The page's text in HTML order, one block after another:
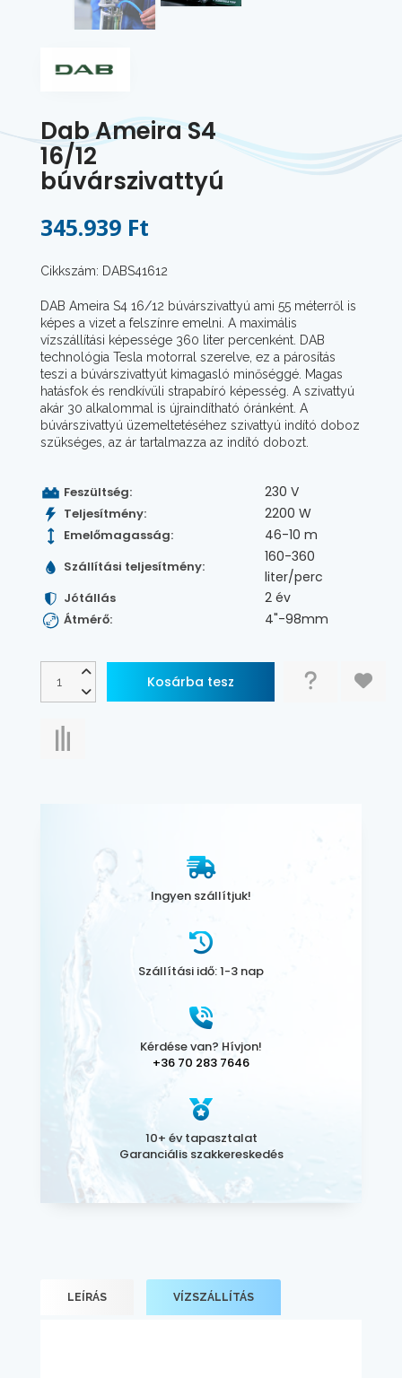
Dab Ameira S4
16/12
búvárszivattyú
345.939 Ft
Cikkszám: DABS41612
DAB Ameira S4 16/12 búvárszivattyú ami 55 méterről is
képes a vizet a felszínre emelni. A maximális
vízszállítási képessége 360 liter percenként. DAB
technológia Tesla motorral szerelve, ez a párosítás
teszi a búvárszivattyút kimagasló minőséggé. Magas
hatásfok és rendkívüli strapabíró képesség. A szivattyú
akár 30 alkalommal is újraindítható óránként. A
búvárszivattyú üzemeltetéséhez szivattyú indító doboz
szükséges, az ár tartalmazza az indító dobozt.
Feszültség: 230 V
Teljesítmény: 2200 W
Emelőmagasság: 46-10 m
Szállítási teljesítmény:
160-360
liter/perc
Jótállás 2 év
Átmérő: 4"-98mm
Ingyen szállítjuk!
Szállítási idő: 1-3 nap
Kérdése van? Hívjon!
+36 70 283 7646
10+ év tapasztalat
Garanciális szakkereskedés
LEÍRÁS VÍZSZÁLLÍTÁS